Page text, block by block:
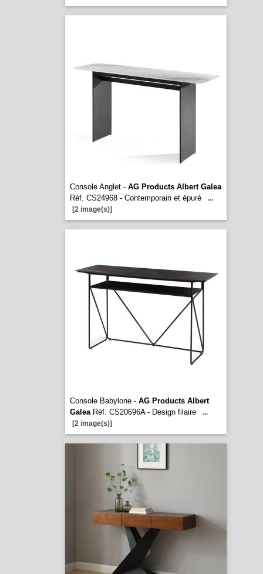
Console Anglet - AG Products Albert Galea
Réf. CS24968 - Contemporain et épuré
...
[2 image(s)]
Console Babylone - AG Products Albert
GaleaRéf. CS20696A - Design filaire
...
[2 image(s)]